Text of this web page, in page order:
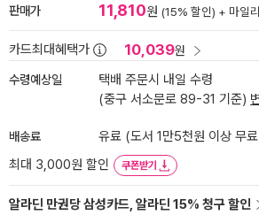
판매가 11,810원 (15% 할인) + 마일
카드최대혜택가 10,039원
수령예상일
택배 주문시 내일 수령
(중구 서소문로 89-31 기준)
배송료
유료 (도서 1만5천원 이상 무
최대 3,000원 할인
쿠폰받기
알라딘 만권당 삼성카드, 알라딘 15% 청구 할인